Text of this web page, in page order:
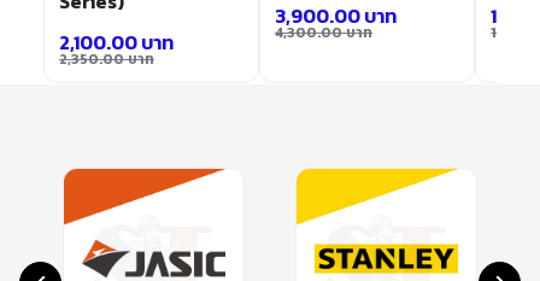
2,350.00บาท
2,100.00บาท 4,300.00บาท
3,900.00บาท